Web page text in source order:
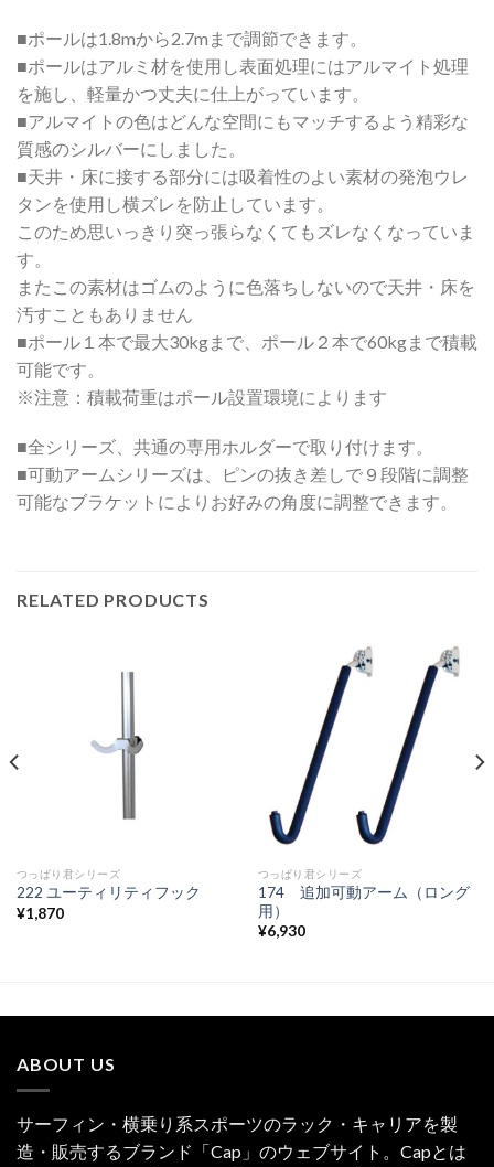
■ポールは1.8mから2.7mまで調節できます。
■ポールはアルミ材を使用し表面処理にはアルマイト処理
を施し、軽量かつ丈夫に仕上がっています。
■アルマイトの色はどんな空間にもマッチするよう精彩な
質感のシルバーにしました。
■天井・床に接する部分には吸着性のよい素材の発泡ウレ
タンを使用し横ズレを防止しています。
このため思いっきり突っ張らなくてもズレなくなっていま
す。
またこの素材はゴムのように色落ちしないので天井・床を
汚すこともありません
■ポール１本で最大30kgまで、ポール２本で60kgまで積載
可能です。
※注意：積載荷重はポール設置環境によります
■全シリーズ、共通の専用ホルダーで取り付けます。
■可動アームシリーズは、ピンの抜き差しで９段階に調整
可能なブラケットによりお好みの角度に調整できます。
RELATED PRODUCTS
つっぱり君シリーズ
222 ユーティリティフック
¥1,870
つっぱり君シリーズ
174 追加可動アーム（ロング
用）
¥6,930
ABOUT US
サーフィン・横乗り系スポーツのラック・キャリアを製
造・販売するブランド「Cap」のウェブサイト。Capとは